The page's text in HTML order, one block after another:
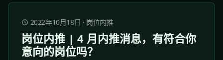
2022年10月18日 · 岗位内推
岗位内推 | 4 月内推消息，有符合你
意向的岗位吗？